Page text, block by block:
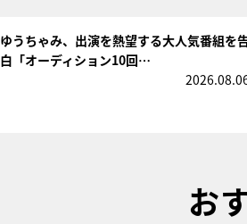
ゆうちゃみ、出演を熱望する大人気番組を
白「オーディション10回…
お